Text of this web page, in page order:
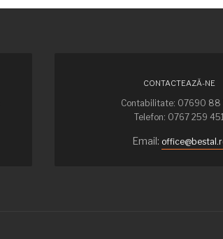
CONTACTEAZĂ-NE
Contabilitate: 07690 88
Telefon: 0767 259 451
Email: